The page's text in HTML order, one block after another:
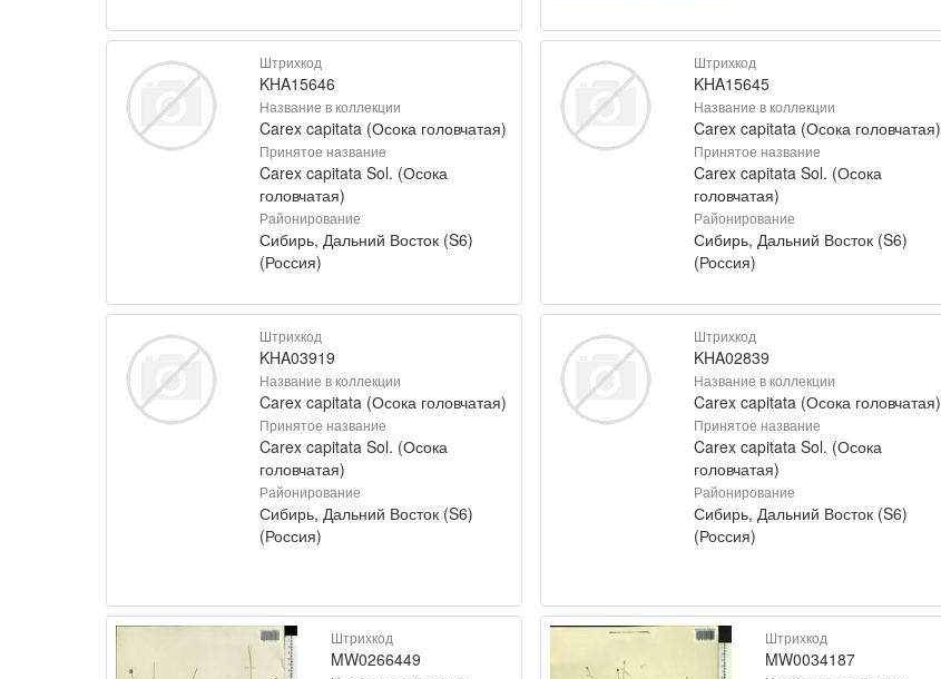
Штрихкод
KHA15646
Название в коллекции
Carex capitata (Осока головчатая)
Принятое название
Carex capitata Sol. (Осока
головчатая)
Районирование
Сибирь, Дальний Восток (S6)
(Россия)
Штрихкод
KHA15645
Название в коллекции
Carex capitata (Осока головчатая)
Принятое название
Carex capitata Sol. (Осока
головчатая)
Районирование
Сибирь, Дальний Восток (S6)
(Россия)
Штрихкод
KHA03919
Название в коллекции
Carex capitata (Осока головчатая)
Принятое название
Carex capitata Sol. (Осока
головчатая)
Районирование
Сибирь, Дальний Восток (S6)
(Россия)
Штрихкод
KHA02839
Название в коллекции
Carex capitata (Осока головчатая)
Принятое название
Carex capitata Sol. (Осока
головчатая)
Районирование
Сибирь, Дальний Восток (S6)
(Россия)
Штрихкод
MW0266449
Штрихкод
MW0034187